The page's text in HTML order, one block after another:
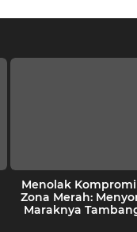
Menolak
Zona Merah:
Maraknya